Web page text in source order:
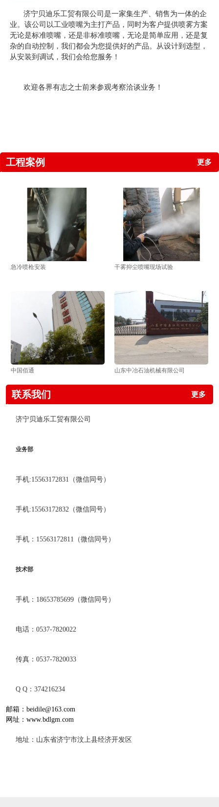
济宁贝迪乐工贸有限公司是一家集生产、销售为一体的企
业。该公司以工业喷嘴为主打产品，同时为客户提供喷雾方案
无论是标准喷嘴，还是非标准喷嘴，无论是简单应用，还是复
杂的自动控制，我们都会为您提供好的产品。从设计到选型，
从安装到调试，我们会给您服务！
欢迎各界有志之士前来参观考察洽谈业务！
工程案例 更多
急冷喷枪安装 干雾抑尘喷嘴现场试验
中国佰通 山东中冶石油机械有限公司
联系我们 更多
济宁贝迪乐工贸有限公司
业务部
手机:15563172831（微信同号）
手机:15563172832（微信同号）
手机：15563172811（微信同号）
技术部
手机：18653785699（微信同号）
电话：0537-7820022
传真：0537-7820033
Q Q：374216234
邮箱：beidile@163.com
网址：www.bdlgm.com
地址：山东省济宁市汶上县经济开发区